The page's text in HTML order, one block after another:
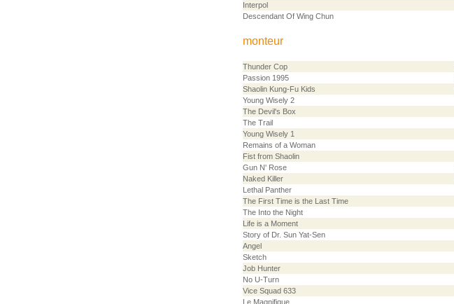
Interpol
Descendant Of Wing Chun
monteur
Thunder Cop
Passion 1995
Shaolin Kung-Fu Kids
Young Wisely 2
The Devil's Box
The Trail
Young Wisely 1
Remains of a Woman
Fist from Shaolin
Gun N' Rose
Naked Killer
Lethal Panther
The First Time is the Last Time
The Into the Night
Life is a Moment
Story of Dr. Sun Yat-Sen
Angel
Sketch
Job Hunter
No U-Turn
Vice Squad 633
Le Magnifique